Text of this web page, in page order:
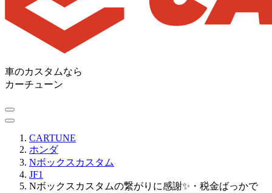
車のカスタムなら
カーチューン
CARTUNE
ホンダ
Nボックスカスタム
JF1
Nボックスカスタムの繋がりに感謝✨・税金ばっかで